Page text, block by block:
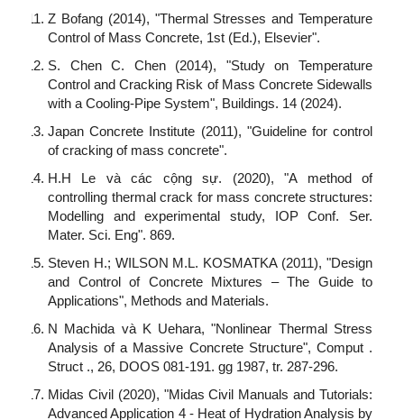
Z Bofang (2014), "Thermal Stresses and Temperature
Control of Mass Concrete, 1st (Ed.), Elsevier".
S. Chen C. Chen (2014), "Study on Temperature
Control and Cracking Risk of Mass Concrete Sidewalls
with a Cooling-Pipe System", Buildings. 14 (2024).
Japan Concrete Institute (2011), "Guideline for control
of cracking of mass concrete".
H.H Le và các cộng sự. (2020), "A method of
controlling thermal crack for mass concrete structures:
Modelling and experimental study, IOP Conf. Ser.
Mater. Sci. Eng". 869.
Steven H.; WILSON M.L. KOSMATKA (2011), "Design
and Control of Concrete Mixtures – The Guide to
Applications", Methods and Materials.
N Machida và K Uehara, "Nonlinear Thermal Stress
Analysis of a Massive Concrete Structure", Comput .
Struct ., 26, DOOS 081-191. gg 1987, tr. 287-296.
Midas Civil (2020), "Midas Civil Manuals and Tutorials:
Advanced Application 4 - Heat of Hydration Analysis by